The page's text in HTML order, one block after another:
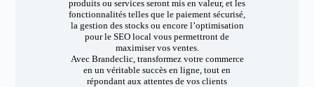
produits ou services seront mis en valeur, et les
fonctionnalités telles que le paiement sécurisé,
la gestion des stocks ou encore l’optimisation
pour le SEO local vous permettront de
maximiser vos ventes.
Avec Brandeclic, transformez votre commerce
en un véritable succès en ligne, tout en
répondant aux attentes de vos clients